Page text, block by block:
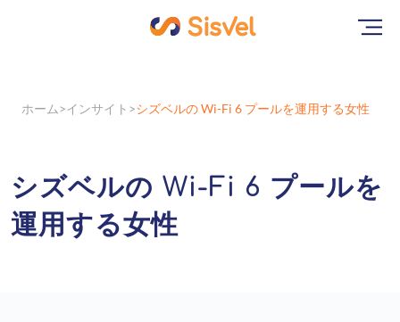
ホーム インサイト シズベルの Wi-Fi 6 プールを運用する女性
シズベルの Wi-Fi 6 プールを
運用する女性